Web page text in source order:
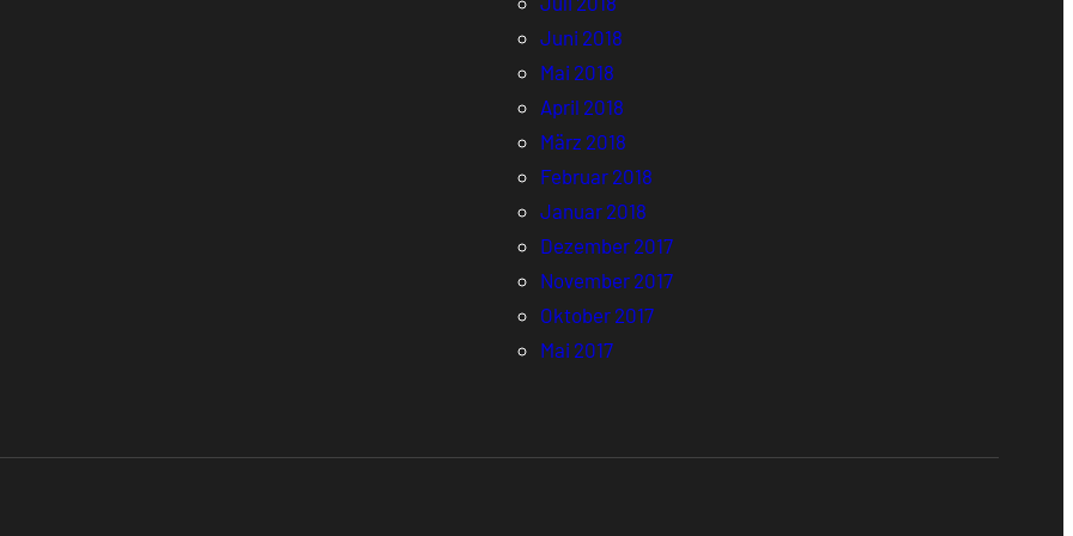
Juni 2018
Mai 2018
April 2018
März 2018
Februar 2018
Januar 2018
Dezember 2017
November 2017
Oktober 2017
Mai 2017